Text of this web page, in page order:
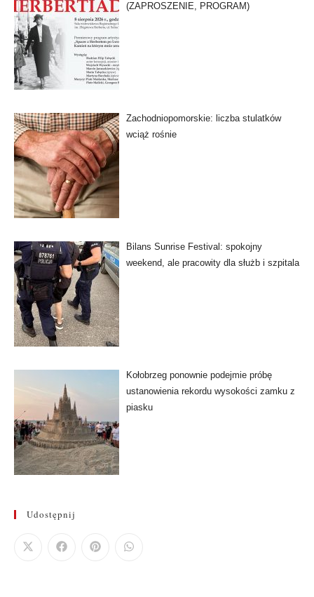
(ZAPROSZENIE, PROGRAM)
Zachodniopomorskie: liczba stulatków
wciąż rośnie
Bilans Sunrise Festival: spokojny
weekend, ale pracowity dla służb i szpitala
Kołobrzeg ponownie podejmie próbę
ustanowienia rekordu wysokości zamku z
piasku
Udostępnij